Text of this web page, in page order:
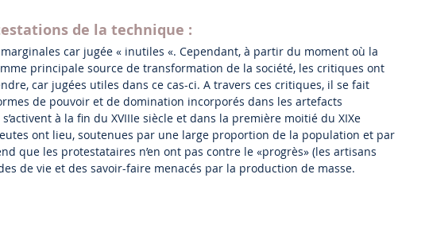
de la technique :
car jugée « inutiles «. Cependant, à partir du moment où la
principale source de transformation de la société, les critiques ont
car jugées utiles dans ce cas-ci. A travers ces critiques, il se fait
de pouvoir et de domination incorporés dans les artefacts
à la fin du XVIIIe siècle et dans la première moitié du XIXe
ont lieu, soutenues par une large proportion de la population et par
que les protestataires n’en ont pas contre le «progrès» (les artisans
de vie et des savoir-faire menacés par la production de masse.